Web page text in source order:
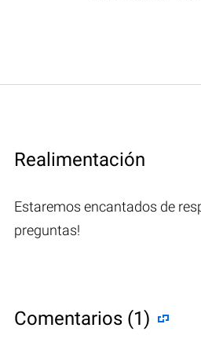
Realimentación
Estaremos encantados de
preguntas!
Comentarios (1)